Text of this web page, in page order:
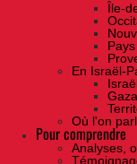
Île-
En Israël-
Gaza
Où l'on
Pour comprendre
Analyses,